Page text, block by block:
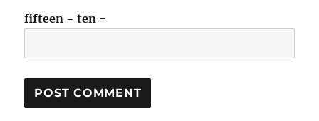
fifteen − ten =